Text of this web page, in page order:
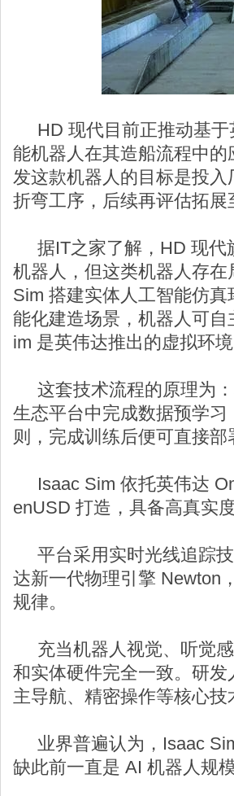
HD 现代目前正推动基于
能机器人在其造船流程中
发这款机器人的目标是投
折弯工序，后续再评估拓展
据IT之家了解，HD 现代
机器人，但这类机器人存
Sim 搭建实体人工智能仿
能化建造场景，机器人可
im 是英伟达推出的虚拟环
这套技术流程的原理为：
生态平台中完成数据预学
则，完成训练后便可直接
Isaac Sim 依托英伟达
enUSD 打造，具备高真实
平台采用实时光线追踪技
达新一代物理引擎 Newton
规律。
充当机器人视觉、听觉感
和实体硬件完全一致。研
主导航、精密操作等核心技
业界普遍认为，Isaac
缺此前一直是 AI 机器人规